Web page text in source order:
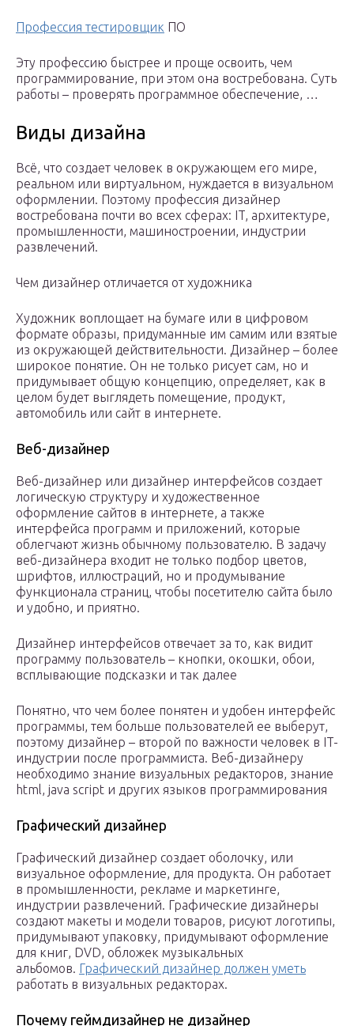
Профессия тестировщик ПО
Эту профессию быстрее и проще освоить, чем
программирование, при этом она востребована. Суть
работы – проверять программное обеспечение, …
Виды дизайна
Всё, что создает человек в окружающем его мире,
реальном или виртуальном, нуждается в визуальном
оформлении. Поэтому профессия дизайнер
востребована почти во всех сферах: IT, архитектуре,
промышленности, машиностроении, индустрии
развлечений.
Чем дизайнер отличается от художника
Художник воплощает на бумаге или в цифровом
формате образы, придуманные им самим или взятые
из окружающей действительности. Дизайнер – более
широкое понятие. Он не только рисует сам, но и
придумывает общую концепцию, определяет, как в
целом будет выглядеть помещение, продукт,
автомобиль или сайт в интернете.
Веб-дизайнер
Веб-дизайнер или дизайнер интерфейсов создает
логическую структуру и художественное
оформление сайтов в интернете, а также
интерфейса программ и приложений, которые
облегчают жизнь обычному пользователю. В задачу
веб-дизайнера входит не только подбор цветов,
шрифтов, иллюстраций, но и продумывание
функционала страниц, чтобы посетителю сайта было
и удобно, и приятно.
Дизайнер интерфейсов отвечает за то, как видит
программу пользователь – кнопки, окошки, обои,
всплывающие подсказки и так далее
Понятно, что чем более понятен и удобен интерфейс
программы, тем больше пользователей ее выберут,
поэтому дизайнер – второй по важности человек в IT-
индустрии после программиста. Веб-дизайнеру
необходимо знание визуальных редакторов, знание
html, java script и других языков программирования
Графический дизайнер
Графический дизайнер создает оболочку, или
визуальное оформление, для продукта. Он работает
в промышленности, рекламе и маркетинге,
индустрии развлечений. Графические дизайнеры
создают макеты и модели товаров, рисуют логотипы,
придумывают упаковку, придумывают оформление
для книг, DVD, обложек музыкальных
альбомов. Графический дизайнер должен уметь
работать в визуальных редакторах.
Почему геймдизайнер не дизайнер